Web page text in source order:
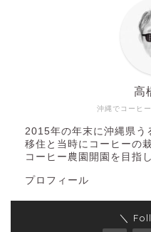
沖縄でコーヒ
高
2015年の年末に沖縄県う
移住と当時にコーヒーの
コーヒー農園開園を目指
プロフィール
＼